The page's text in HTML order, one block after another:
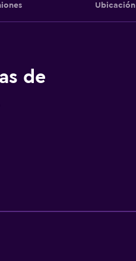
Ubicación
de